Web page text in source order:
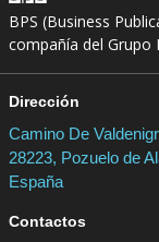
BPS (Business
compañía del Grupo
Dirección
Camino De
28223, Pozuelo de
España
Contactos